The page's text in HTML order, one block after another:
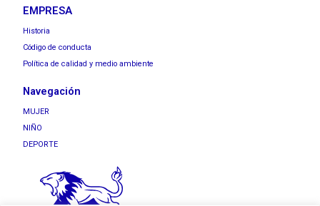
EMPRESA
Historia
Código de conducta
Política de calidad y medio ambiente
Navegación
MUJER
NIÑO
DEPORTE